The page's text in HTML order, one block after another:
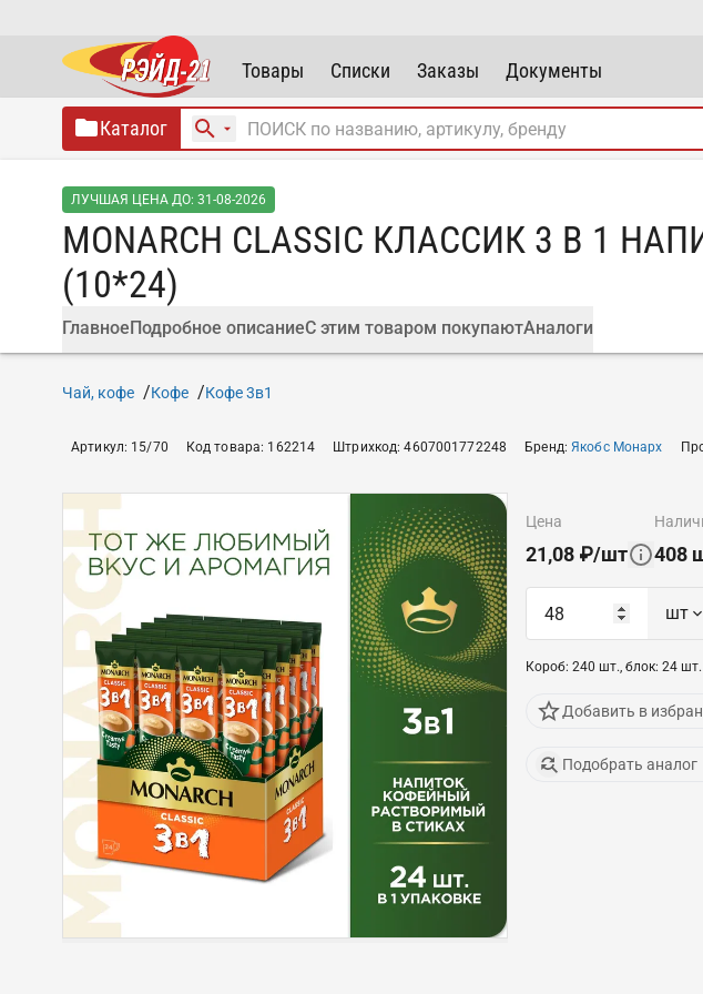
Товары Списки Заказы Документы
Каталог
ЛУЧШАЯ ЦЕНА ДО: 31-08-2026
MONARCH CLASSIC КЛАССИК 3 В 1
(10*24)
ГлавноеПодробное описаниеС этим товаром покупаютАналоги
Чай, кофе Кофе Кофе 3в1
Артикул: 15/70 Код товара: 162214 Штрихкод:4607001772248 Бренд:Якобс Монарх
цена
21,08 ₽/шт 408
шт
Короб: 240 шт., блок: 24 шт.
Добавить в
Подобрать аналог